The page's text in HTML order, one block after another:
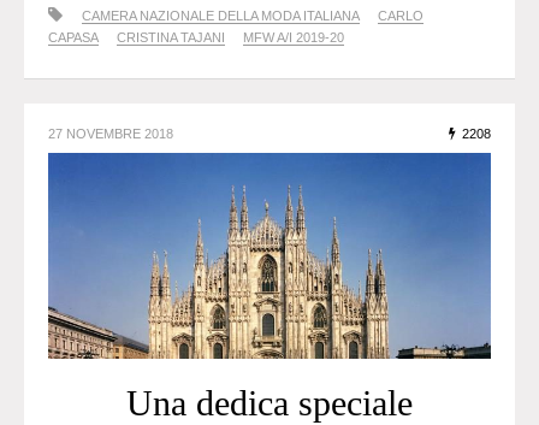
CAMERA NAZIONALE DELLA MODA ITALIANA
CARLO
CAPASA
CRISTINA TAJANI MFW A/I 2019-20
27 NOVEMBRE 2018 2208
Una dedica speciale